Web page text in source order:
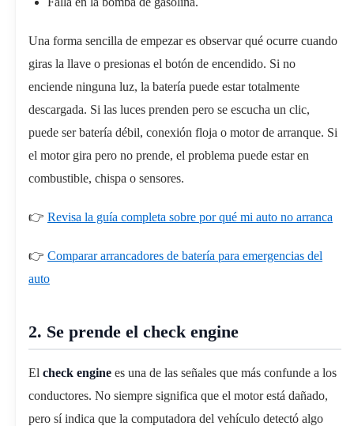
Una forma sencilla de empezar es observar qué ocurre cuando
giras la llave o presionas el botón de encendido. Si no
enciende ninguna luz, la batería puede estar totalmente
descargada. Si las luces prenden pero se escucha un clic,
puede ser batería débil, conexión floja o motor de arranque. Si
el motor gira pero no prende, el problema puede estar en
combustible, chispa o sensores.
👉 Revisa la guía completa sobre por qué mi auto no arranca
👉 Comparar arrancadores de batería para emergencias del
auto
2. Se prende el check engine
El check engine es una de las señales que más confunde a los
conductores. No siempre significa que el motor está dañado,
pero sí indica que la computadora del vehículo detectó algo